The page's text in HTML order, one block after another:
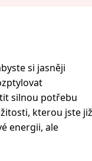
si jasněji
silnou potřebu
kterou jste již
energii, ale